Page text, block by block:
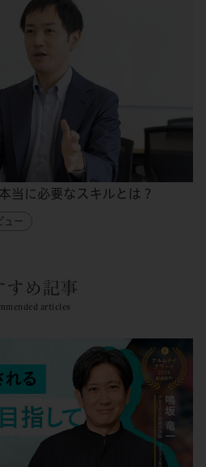
当に必要なスキルとは？
ュー
すめ記事
articles